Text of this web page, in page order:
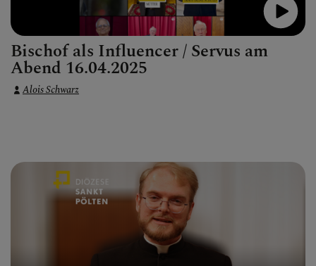
Bischof als Influencer / Servus am
Abend 16.04.2025
Alois Schwarz